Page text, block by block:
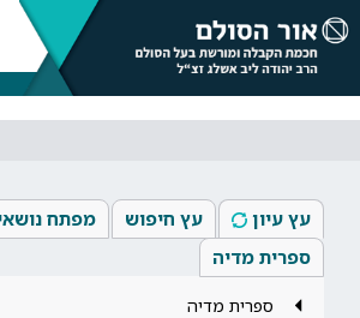
עץ עיון עץ חיפוש
מפתח
ספרית מדיה
ספרית מדיה